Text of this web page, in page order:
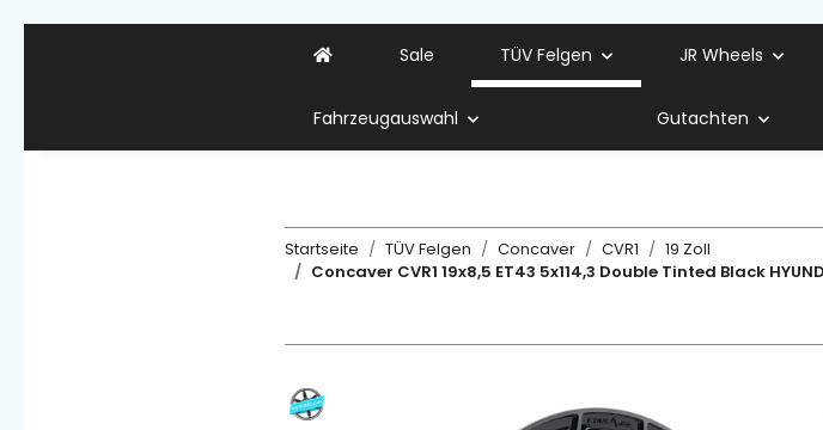
Sale TÜV Felgen JR Wheels
Fahrzeugauswahl Gutachten
Startseite TÜV Felgen Concaver CVR1
19 Zoll
Concaver CVR1 19x8,5 ET43 5x114,3 Double Tinted Black